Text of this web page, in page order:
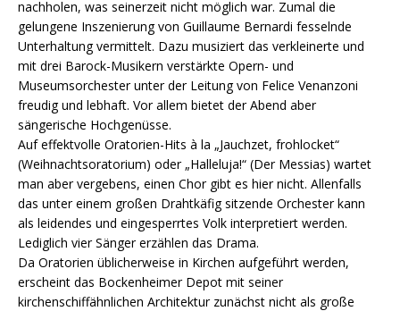
nachholen, was seinerzeit nicht möglich war. Zumal die
gelungene Inszenierung von Guillaume Bernardi fesselnde
Unterhaltung vermittelt. Dazu musiziert das verkleinerte und
mit drei Barock-Musikern verstärkte Opern- und
Museumsorchester unter der Leitung von Felice Venanzoni
freudig und lebhaft. Vor allem bietet der Abend aber
sängerische Hochgenüsse.
Auf effektvolle Oratorien-Hits à la „Jauchzet, frohlocket“
(Weihnachtsoratorium) oder „Halleluja!“ (Der Messias) wartet
man aber vergebens, einen Chor gibt es hier nicht. Allenfalls
das unter einem großen Drahtkäfig sitzende Orchester kann
als leidendes und eingesperrtes Volk interpretiert werden.
Lediglich vier Sänger erzählen das Drama.
Da Oratorien üblicherweise in Kirchen aufgeführt werden,
erscheint das Bockenheimer Depot mit seiner
kirchenschiffähnlichen Architektur zunächst nicht als große